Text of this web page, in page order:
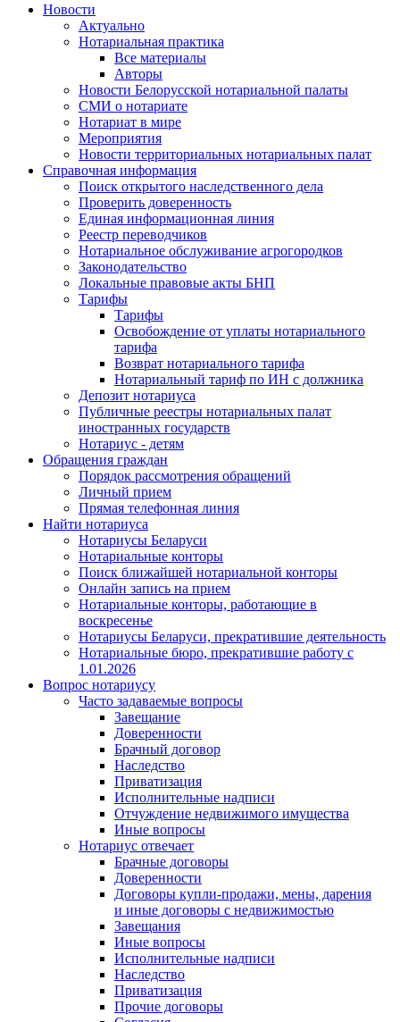
Новости
Актуально
Нотариальная практика
Все материалы
Авторы
Новости Белорусской нотариальной палаты
СМИ о нотариате
Нотариат в мире
Мероприятия
Новости территориальных нотариальных палат
Справочная информация
Поиск открытого наследственного дела
Проверить доверенность
Единая информационная линия
Реестр переводчиков
Нотариальное обслуживание агрогородков
Законодательство
Локальные правовые акты БНП
Тарифы
Тарифы
Освобождение от уплаты нотариального
тарифа
Возврат нотариального тарифа
Нотариальный тариф по ИН с должника
Депозит нотариуса
Публичные реестры нотариальных палат
иностранных государств
Нотариус - детям
Обращения граждан
Порядок рассмотрения обращений
Личный прием
Прямая телефонная линия
Найти нотариуса
Нотариусы Беларуси
Нотариальные конторы
Поиск ближайшей нотариальной конторы
Онлайн запись на прием
Нотариальные конторы, работающие в
воскресенье
Нотариусы Беларуси, прекратившие деятельность
Нотариальные бюро, прекратившие работу с
1.01.2026
Вопрос нотариусу
Часто задаваемые вопросы
Завещание
Доверенности
Брачный договор
Наследство
Приватизация
Исполнительные надписи
Отчуждение недвижимого имущества
Иные вопросы
Нотариус отвечает
Брачные договоры
Доверенности
Договоры купли-продажи, мены, дарения
и иные договоры с недвижимостью
Завещания
Иные вопросы
Исполнительные надписи
Наследство
Приватизация
Прочие договоры